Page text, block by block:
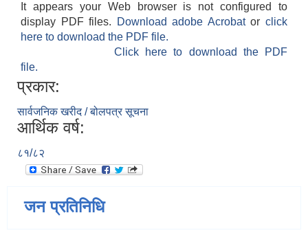
It appears your Web browser is not configured to
display PDF files.
Download adobe Acrobatorclick
here to download the PDF file.
Click here to download the PDF
file.
प्रकार:
सार्वजनिक खरीद / बोलपत्र सूचना
आर्थिक वर्ष:
८१/८२
जन प्रतिनिधि